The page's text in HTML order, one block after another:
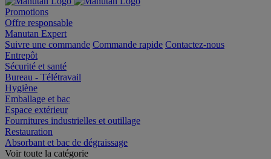
Promotions
Offre responsable
Manutan Expert
Suivre une commande Commande rapide Contactez-nous
Entrepôt
Sécurité et santé
Bureau - Télétravail
Hygiène
Emballage et bac
Espace extérieur
Fournitures industrielles et outillage
Restauration
Absorbant et bac de dégraissage
Voir toute la catégorie